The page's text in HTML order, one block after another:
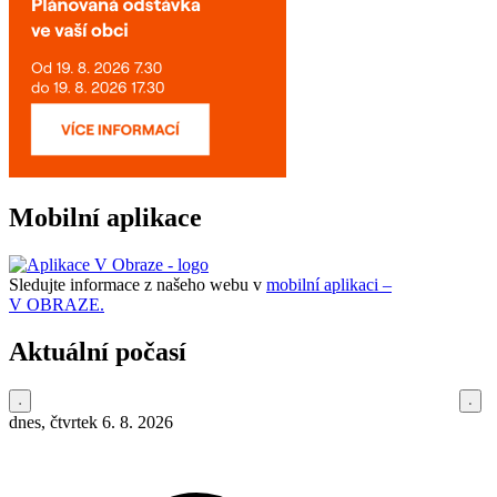
Mobilní aplikace
Sledujte informace z našeho webu v mobilní aplikaci –
V OBRAZE.
Aktuální počasí
dnes, čtvrtek 6. 8. 2026